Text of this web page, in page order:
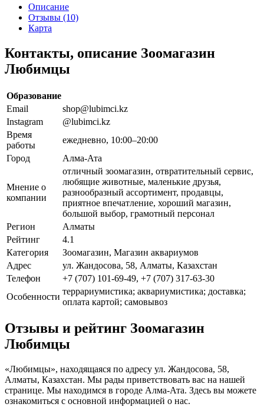
Описание
Отзывы (10)
Карта
Контакты, описание Зоомагазин
Любимцы
Образование
Email
shop@lubimci.kz
Instagram
@lubimci.kz
Время
работы
ежедневно, 10:00–20:00
Город
Алма-Ата
Мнение о
компании
отличный зоомагазин, отвратительный сервис,
любящие животные, маленькие друзья,
разнообразный ассортимент, продавцы,
приятное впечатление, хороший магазин,
большой выбор, грамотный персонал
Регион
Алматы
Рейтинг
4.1
Категория
Зоомагазин, Магазин аквариумов
Адрес
ул. Жандосова, 58, Алматы, Казахстан
Телефон
+7 (707) 101-69-49, +7 (707) 317-63-30
Особенности
террариумистика; аквариумистика; доставка;
оплата картой; самовывоз
Отзывы и рейтинг Зоомагазин
Любимцы
«Любимцы», находящаяся по адресу ул. Жандосова, 58,
Алматы, Казахстан. Мы рады приветствовать вас на нашей
странице. Мы находимся в городе Алма-Ата. Здесь вы можете
ознакомиться с основной информацией о нас.